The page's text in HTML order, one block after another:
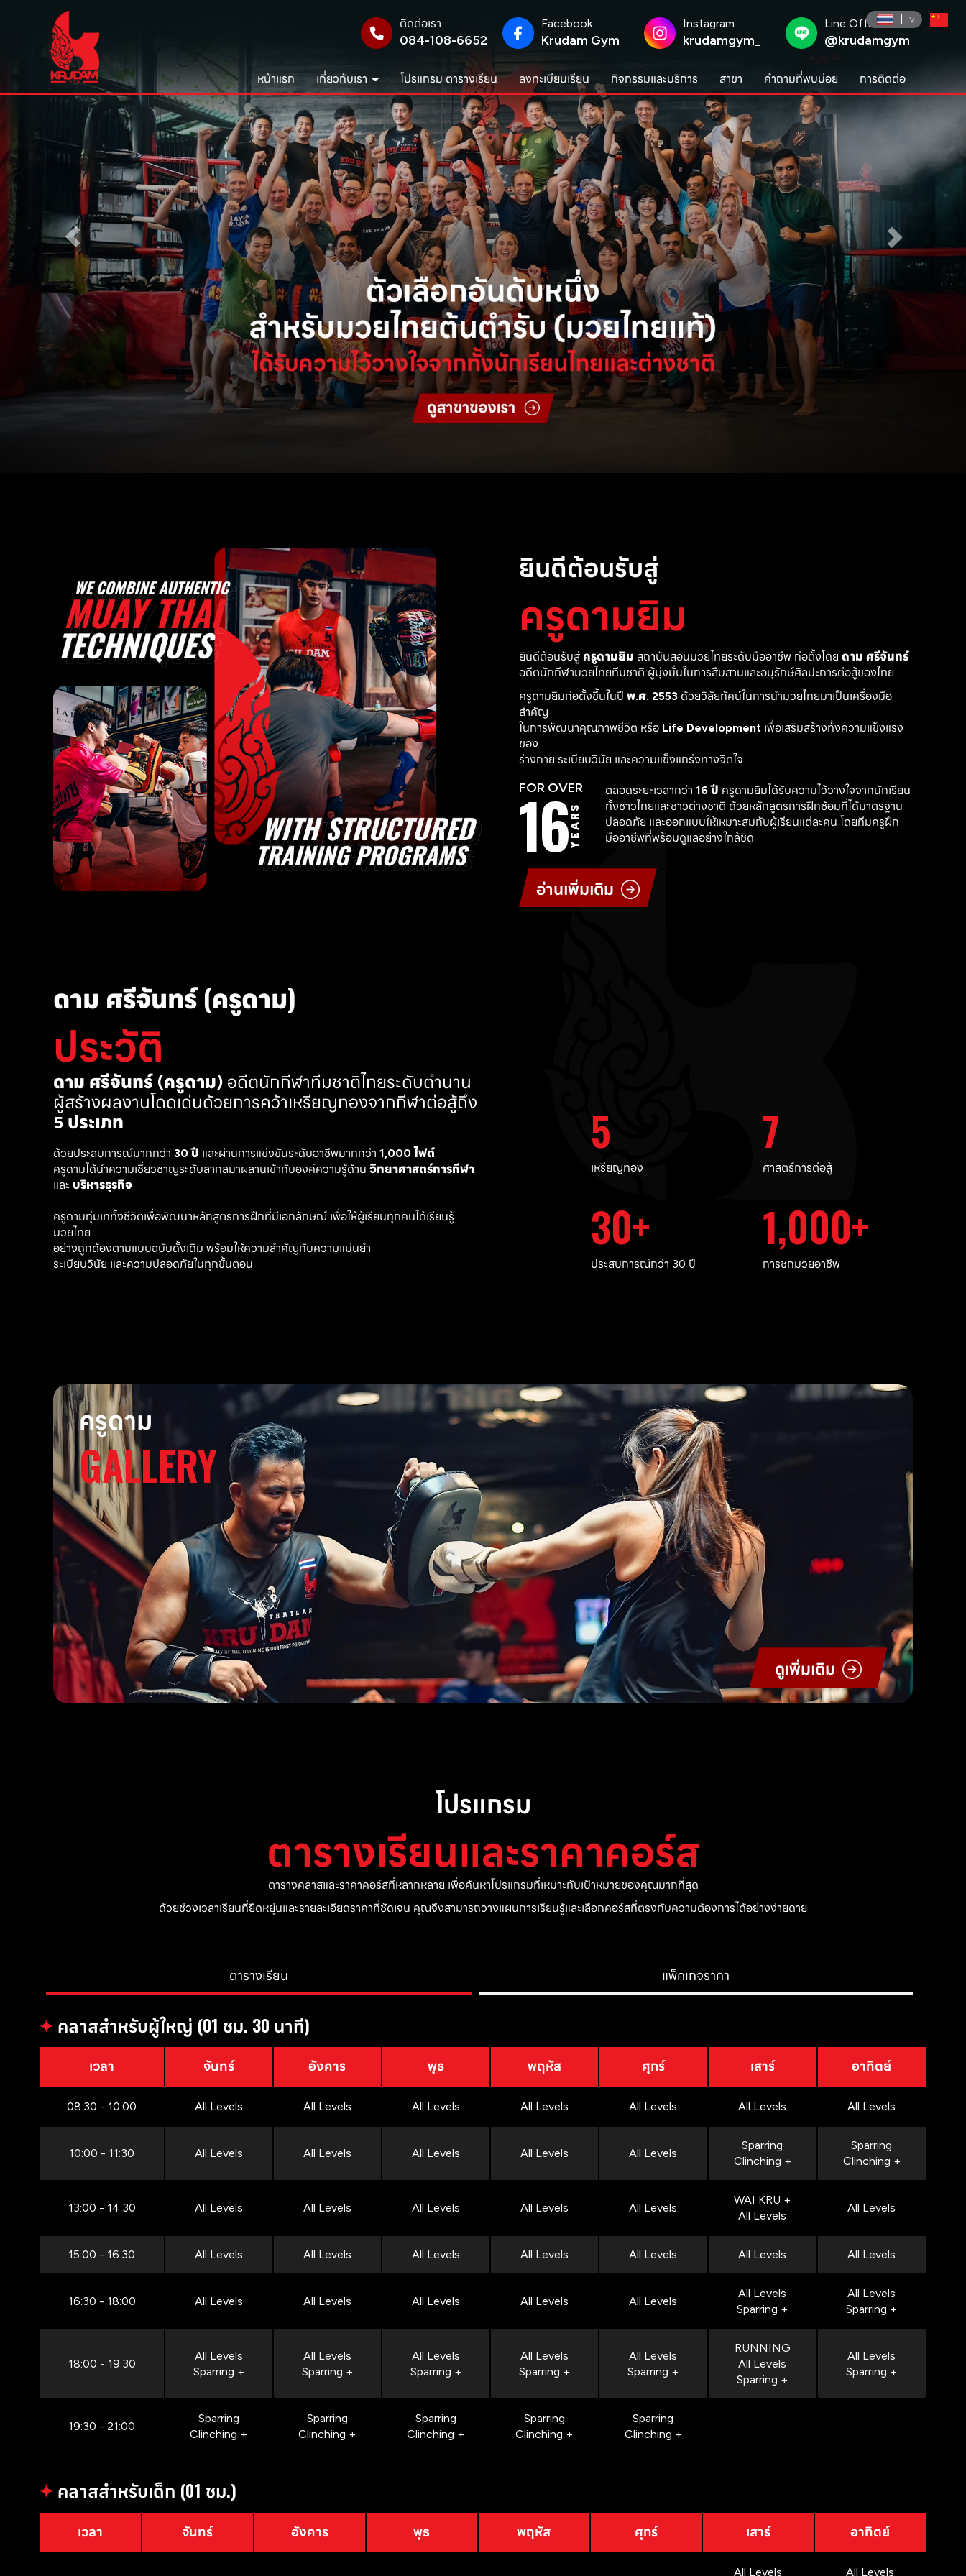
ติดต่อเรา :
084-108-6652
Facebook :
Krudam Gym
Instagram :
krudamgym_
Line Official :
@krudamgym
หน้าแรก เกี่ยวกับเรา โปรแกรม ตารางเรียน ลงทะเบียนเรียน กิจกรรมและบริการ สาขา คำถามที่พบบ่อย การติดต่อ
ยินดีต้อนรับสู่
ครูดามยิม
ยินดีต้อนรับสู่ ครูดามยิม สถาบันสอนมวยไทยระดับมืออาชีพ ก่อตั้งโดย ดาม ศรีจันทร์
อดีตนักกีฬามวยไทยทีมชาติ ผู้มุ่งมั่นในการสืบสานและอนุรักษ์ศิลปะการต่อสู้ของไทย
ครูดามยิมก่อตั้งขึ้นในปี พ.ศ. 2553 ด้วยวิสัยทัศน์ในการนำมวยไทยมาเป็นเครื่องมือ
สำคัญ
ในการพัฒนาคุณภาพชีวิต หรือ Life Development เพื่อเสริมสร้างทั้งความแข็งแรง
ของ
ร่างกาย ระเบียบวินัย และความแข็งแกร่งทางจิตใจ
FOR OVER
16YEARS
ตลอดระยะเวลากว่า 16 ปี ครูดามยิมได้รับความไว้วางใจจากนักเรียน
ทั้งชาวไทยและชาวต่างชาติ ด้วยหลักสูตรการฝึกซ้อมที่ได้มาตรฐาน
ปลอดภัย และออกแบบให้เหมาะสมกับผู้เรียนแต่ละคน โดยทีมครูฝึก
มืออาชีพที่พร้อมดูแลอย่างใกล้ชิด
อ่านเพิ่มเติม
ดาม ศรีจันทร์ (ครูดาม)
ประวัติ
ดาม ศรีจันทร์ (ครูดาม) อดีตนักกีฬาทีมชาติไทยระดับตำนาน
ผู้สร้างผลงานโดดเด่นด้วยการคว้าเหรียญทองจากกีฬาต่อสู้ถึง
5 ประเภท
ด้วยประสบการณ์มากกว่า 30 ปี และผ่านการแข่งขันระดับอาชีพมากกว่า 1,000 ไฟต์
ครูดามได้นำความเชี่ยวชาญระดับสากลมาผสานเข้ากับองค์ความรู้ด้าน วิทยาศาสตร์การกีฬา
และ บริหารธุรกิจ
ครูดามทุ่มเททั้งชีวิตเพื่อพัฒนาหลักสูตรการฝึกที่มีเอกลักษณ์ เพื่อให้ผู้เรียนทุกคนได้เรียนรู้
มวยไทย
อย่างถูกต้องตามแบบฉบับดั้งเดิม พร้อมให้ความสำคัญกับความแม่นยำ
ระเบียบวินัย และความปลอดภัยในทุกขั้นตอน
5
เหรียญทอง
7
ศาสตร์การต่อสู้
30
ประสบการณ์กว่า 30 ปี
1,000
การชกมวยอาชีพ
ครูดาม
GALLERY
ดูเพิ่มเติม
โปรแกรม
ตารางเรียนและราคาคอร์ส
ตารางคลาสและราคาคอร์สที่หลากหลาย เพื่อค้นหาโปรแกรมที่เหมาะกับเป้าหมายของคุณมากที่สุด
ด้วยช่วงเวลาเรียนที่ยืดหยุ่นและรายละเอียดราคาที่ชัดเจน คุณจึงสามารถวางแผนการเรียนรู้และเลือกคอร์สที่ตรงกับความต้องการได้อย่างง่ายดาย
ตารางเรียน แพ็คเกจราคา
✦คลาสสำหรับผู้ใหญ่ (01 ชม. 30 นาที)
เวลา จันทร์ อังคาร พุธ พฤหัส ศุกร์ เสาร์ อาทิตย์
08:30 - 10:00 All Levels All Levels All Levels All Levels All Levels All Levels All Levels
10:00 - 11:30 All Levels All Levels All Levels All Levels All Levels
Sparring
Clinching +
Sparring
Clinching +
13:00 - 14:30 All Levels All Levels All Levels All Levels All Levels
WAI KRU +
All Levels
All Levels
15:00 - 16:30 All Levels All Levels All Levels All Levels All Levels All Levels All Levels
16:30 - 18:00 All Levels All Levels All Levels All Levels All Levels
All Levels
Sparring +
All Levels
Sparring +
18:00 - 19:30
All Levels
Sparring +
All Levels
Sparring +
All Levels
Sparring +
All Levels
Sparring +
All Levels
Sparring +
RUNNING
All Levels
Sparring +
All Levels
Sparring +
19:30 - 21:00
Sparring
Clinching +
Sparring
Clinching +
Sparring
Clinching +
Sparring
Clinching +
Sparring
Clinching +
✦คลาสสำหรับเด็ก (01 ชม.)
เวลา จันทร์ อังคาร พุธ พฤหัส ศุกร์ เสาร์ อาทิตย์
All Levels All Levels